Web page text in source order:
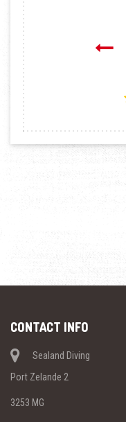
CONTACT INFO
Sealand Diving
Port Zelande 2
3253 MG